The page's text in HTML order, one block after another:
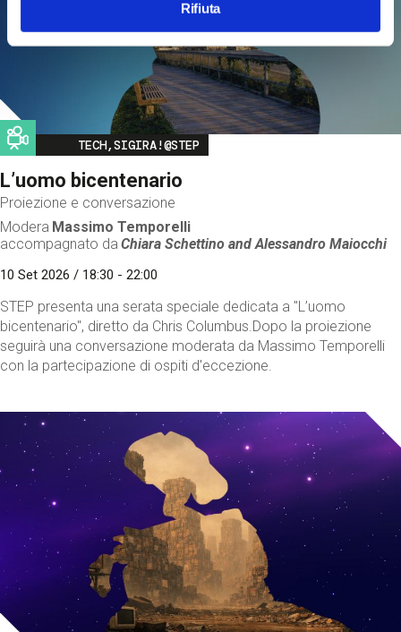
Rifiuta
Image
TECH,SIGIRA!@STEP
L’uomo bicentenario
Proiezione e conversazione
Modera Massimo Temporelli
accompagnato da Chiara Schettino andAlessandro Maiocchi
10 Set 2026 / 18:30 - 22:00
STEP presenta una serata speciale dedicata a "L’uomo
bicentenario", diretto da Chris Columbus.Dopo la proiezione
seguirà una conversazione moderata da Massimo Temporelli
con la partecipazione di ospiti d'eccezione.